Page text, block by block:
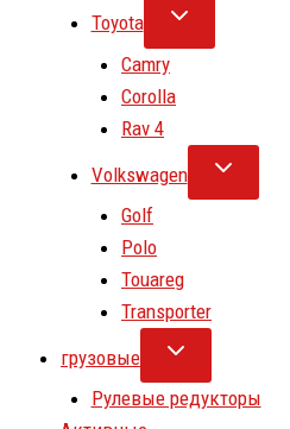
Toyota
Camry
Corolla
Rav 4
Volkswagen
Golf
Polo
Touareg
Transporter
грузовые
Рулевые редукторы